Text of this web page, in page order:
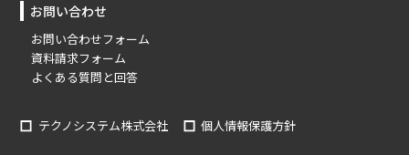
お問い合わせ
お問い合わせフォーム
資料請求フォーム
よくある質問と回答
テクノシステム株式会社 個人情報保護方針